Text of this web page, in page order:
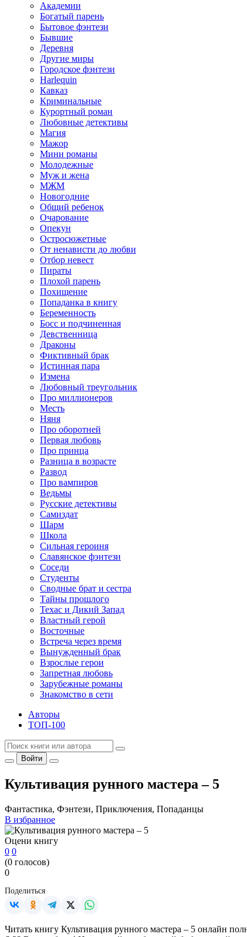
Академии
Богатый парень
Бытовое фэнтези
Бывшие
Деревня
Другие миры
Городское фэнтези
Harlequin
Кавказ
Криминальные
Курортный роман
Любовные детективы
Магия
Мажор
Мини романы
Молодежные
Муж и жена
МЖМ
Новогодние
Общий ребенок
Очарование
Опекун
Остросюжетные
От ненависти до любви
Отбор невест
Пираты
Плохой парень
Похищение
Попаданка в книгу
Беременность
Босс и подчиненная
Девственница
Драконы
Фиктивный брак
Истинная пара
Измена
Любовный треугольник
Про миллионеров
Месть
Няня
Про оборотней
Первая любовь
Про принца
Разница в возрасте
Развод
Про вампиров
Ведьмы
Русские детективы
Самиздат
Шарм
Школа
Сильная героиня
Славянское фэнтези
Соседи
Студенты
Сводные брат и сестра
Тайны прошлого
Техас и Дикий Запад
Властный герой
Восточные
Встреча через время
Вынужденный брак
Взрослые герои
Запретная любовь
Зарубежные романы
Знакомство в сети
Авторы
ТОП-100
Войти
Культивация рунного мастера – 5
Фантастика, Фэнтези, Приключения, Попаданцы
В избранное
Оцени книгу
0 0
(0 голосов)
0
Поделиться
Читать книгу Культивация рунного мастера – 5 онлайн